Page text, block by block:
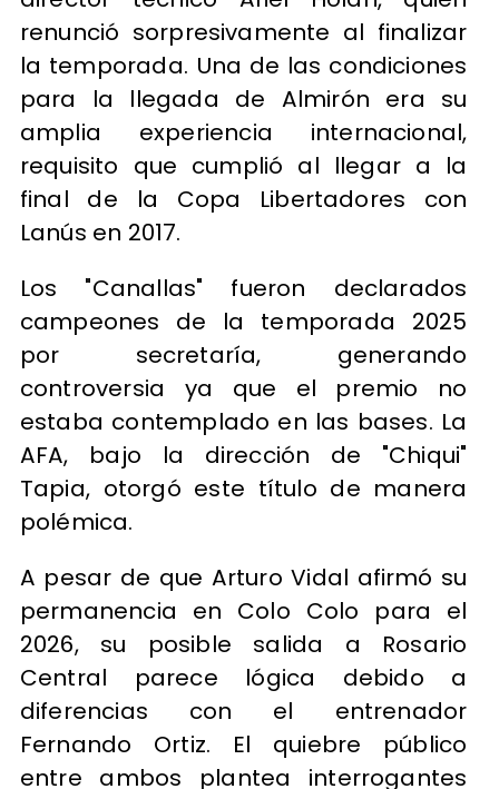
renunció sorpresivamente al finalizar
la temporada. Una de las condiciones
para la llegada de Almirón era su
amplia experiencia internacional,
requisito que cumplió al llegar a la
final de la Copa Libertadores con
Lanús en 2017.
Los "Canallas" fueron declarados
campeones de la temporada 2025
por secretaría, generando
controversia ya que el premio no
estaba contemplado en las bases. La
AFA, bajo la dirección de "Chiqui"
Tapia, otorgó este título de manera
polémica.
A pesar de que Arturo Vidal afirmó su
permanencia en Colo Colo para el
2026, su posible salida a Rosario
Central parece lógica debido a
diferencias con el entrenador
Fernando Ortiz. El quiebre público
entre ambos plantea interrogantes